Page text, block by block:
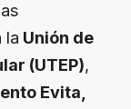
la Unión de
(UTEP),
Evita,